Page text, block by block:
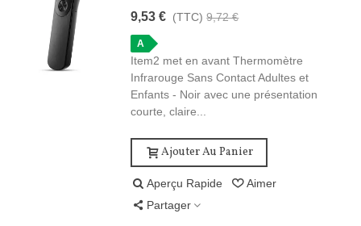
9,53 € (TTC) 9,72 €
A
Item2 met en avant Thermomètre
Infrarouge Sans Contact Adultes et
Enfants - Noir avec une présentation
courte, claire...
Ajouter Au Panier
Aperçu Rapide
Aimer
Partager